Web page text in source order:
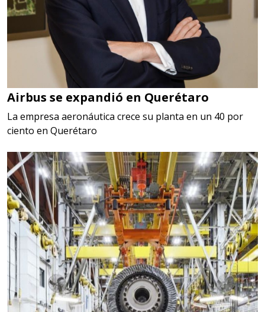
Airbus se expandió en Querétaro
La empresa aeronáutica crece su planta en un 40 por
ciento en Querétaro